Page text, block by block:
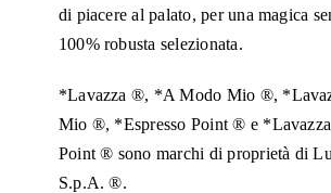
di piacere al palato, per una magica
100% robusta selezionata.
*Lavazza ®, *A Modo Mio ®,
Mio ®, *Espresso Point ® e *Lavazza
Point ® sono marchi di proprietà di
S.p.A. ®.